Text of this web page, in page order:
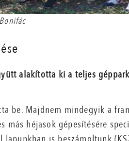
alakította ki a teljes
be. Majdnem mindegyik a
más héjasok gépesítésére